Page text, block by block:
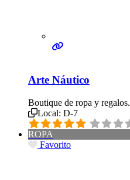
Arte Náutico
Boutique de ropa y regalos.
Local: D-7
ROPA
Favorito